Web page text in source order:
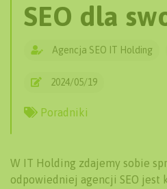
SEO dla
Agencja SEO IT Holding
2024/05/19
Poradniki
W IT Holding zdajemy sobie
odpowiedniej agencji SEO jest